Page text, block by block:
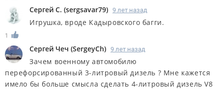
Сергей С. (sergsavar79) 9 лет назад
Игрушка, вроде Кадыровского багги.
1
Сергей Чеч (SergeyCh) 9 лет назад
Зачем военному автомобилю
перефорсированный 3-литровый дизель ? Мне кажется
имело бы больше смысла сделать 4-литровый дизель V8